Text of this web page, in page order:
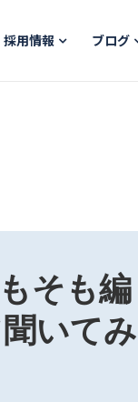
採用情報 ブログ
そも編
いてみ